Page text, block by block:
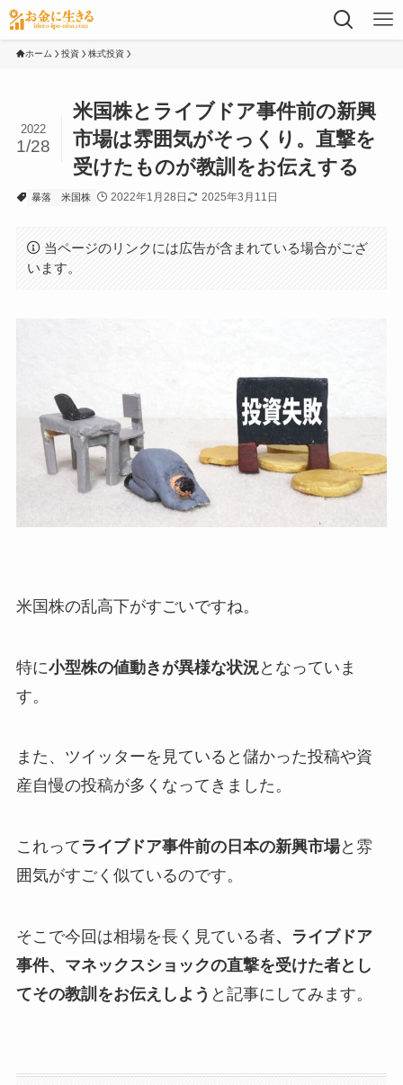
ホーム 投資 株式投資
米国株とライブドア事件前の新興
市場は雰囲気がそっくり。直撃を
受けたものが教訓をお伝えする
2022
1/28
暴落 米国株 2022年1月28日 2025年3月11日
当ページのリンクには広告が含まれている場合がござ
います。
米国株の乱高下がすごいですね。
特に小型株の値動きが異様な状況となっていま
す。
また、ツイッターを見ていると儲かった投稿や資
産自慢の投稿が多くなってきました。
これって ライブドア事件前の日本の新興市場と雰
囲気がすごく似ているのです。
そこで今回は相場を長く見ている者、ライブドア
事件、マネックスショックの直撃を受けた者とし
てその教訓をお伝えしよう と記事にしてみます。